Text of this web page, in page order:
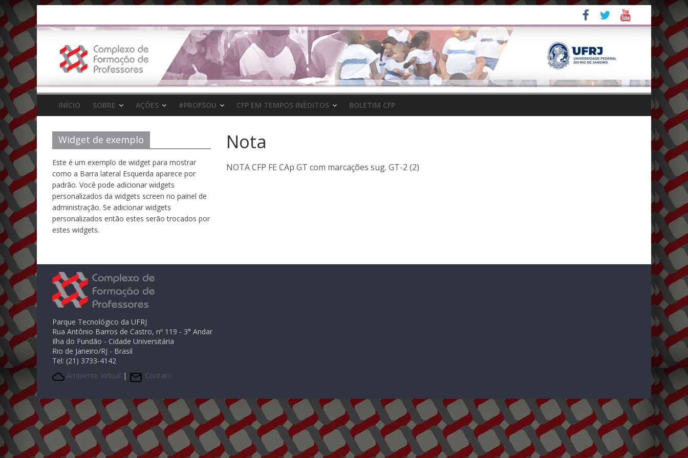
para
conteúdo
INÍCIO SOBRE AÇÕES #PROFSOU CFP EM TEMPOS INÉDITOS BOLETIM CFP
Nota
NOTA CFP FE CAp GT com marcações sug. GT-2 (2)
Widget de exemplo
Este é um exemplo de widget para mostrar
como a Barra lateral Esquerda aparece por
padrão. Você pode adicionar widgets
personalizados da widgets screen no painel de
administração. Se adicionar widgets
personalizados então estes serão trocados por
estes widgets.
Parque Tecnológico da UFRJ
Rua Antônio Barros de Castro, nº 119 - 3° Andar
Ilha do Fundão - Cidade Universitária
Rio de Janeiro/RJ - Brasil
Tel: (21) 3733-4142
Ambiente Virtual | Contato